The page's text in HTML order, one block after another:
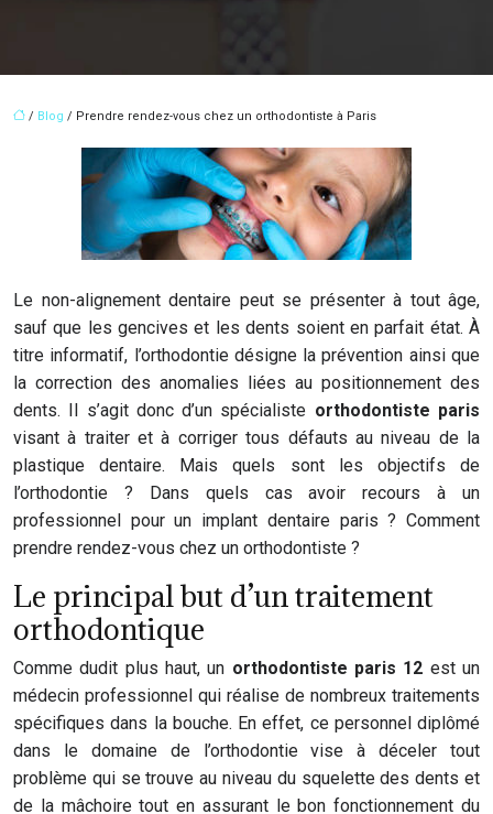
/ Blog / Prendre rendez-vous chez un orthodontiste à Paris
Le non-alignement dentaire peut se présenter à tout âge,
sauf que les gencives et les dents soient en parfait état. À
titre informatif, l’orthodontie désigne la prévention ainsi que
la correction des anomalies liées au positionnement des
dents. Il s’agit donc d’un spécialiste orthodontiste paris
visant à traiter et à corriger tous défauts au niveau de la
plastique dentaire. Mais quels sont les objectifs de
l’orthodontie ? Dans quels cas avoir recours à un
professionnel pour un implant dentaire paris ? Comment
prendre rendez-vous chez un orthodontiste ?
Le principal but d’un traitement
orthodontique
Comme dudit plus haut, un orthodontiste paris 12 est un
médecin professionnel qui réalise de nombreux traitements
spécifiques dans la bouche. En effet, ce personnel diplômé
dans le domaine de l’orthodontie vise à déceler tout
problème qui se trouve au niveau du squelette des dents et
de la mâchoire tout en assurant le bon fonctionnement du